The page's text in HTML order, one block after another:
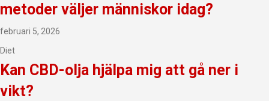
metoder väljer människor idag?
februari 5, 2026
Diet
Kan CBD-olja hjälpa mig att gå ner i
vikt?